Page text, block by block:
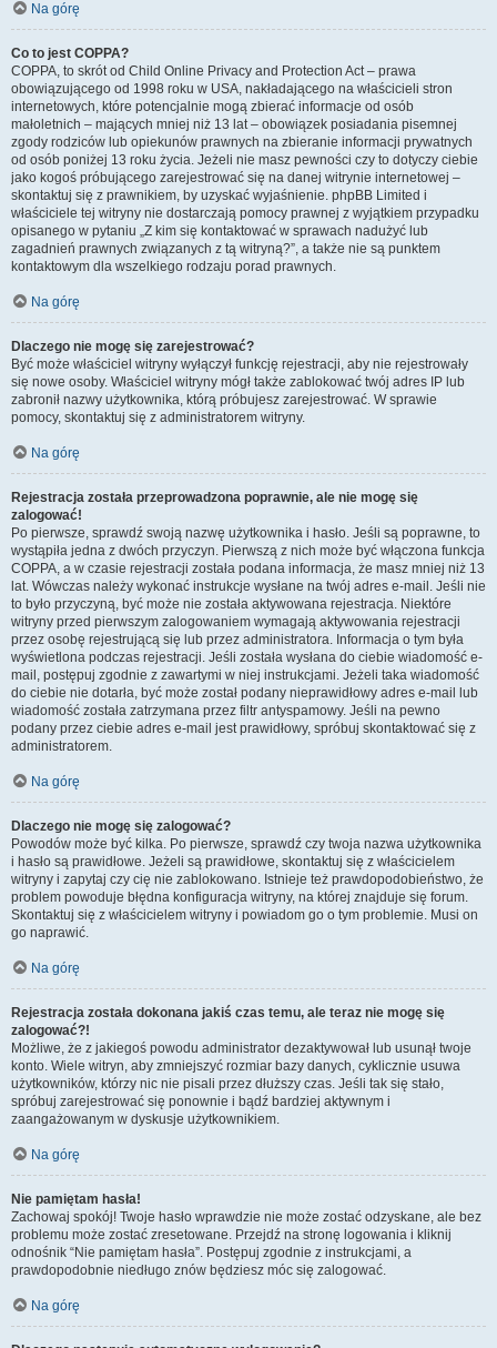
Na górę
Co to jest COPPA?
COPPA, to skrót od Child Online Privacy and Protection Act – prawa
obowiązującego od 1998 roku w USA, nakładającego na właścicieli stron
internetowych, które potencjalnie mogą zbierać informacje od osób
małoletnich – mających mniej niż 13 lat – obowiązek posiadania pisemnej
zgody rodziców lub opiekunów prawnych na zbieranie informacji prywatnych
od osób poniżej 13 roku życia. Jeżeli nie masz pewności czy to dotyczy ciebie
jako kogoś próbującego zarejestrować się na danej witrynie internetowej –
skontaktuj się z prawnikiem, by uzyskać wyjaśnienie. phpBB Limited i
właściciele tej witryny nie dostarczają pomocy prawnej z wyjątkiem przypadku
opisanego w pytaniu „Z kim się kontaktować w sprawach nadużyć lub
zagadnień prawnych związanych z tą witryną?”, a także nie są punktem
kontaktowym dla wszelkiego rodzaju porad prawnych.
Na górę
Dlaczego nie mogę się zarejestrować?
Być może właściciel witryny wyłączył funkcję rejestracji, aby nie rejestrowały
się nowe osoby. Właściciel witryny mógł także zablokować twój adres IP lub
zabronił nazwy użytkownika, którą próbujesz zarejestrować. W sprawie
pomocy, skontaktuj się z administratorem witryny.
Na górę
Rejestracja została przeprowadzona poprawnie, ale nie mogę się
zalogować!
Po pierwsze, sprawdź swoją nazwę użytkownika i hasło. Jeśli są poprawne, to
wystąpiła jedna z dwóch przyczyn. Pierwszą z nich może być włączona funkcja
COPPA, a w czasie rejestracji została podana informacja, że masz mniej niż 13
lat. Wówczas należy wykonać instrukcje wysłane na twój adres e-mail. Jeśli nie
to było przyczyną, być może nie została aktywowana rejestracja. Niektóre
witryny przed pierwszym zalogowaniem wymagają aktywowania rejestracji
przez osobę rejestrującą się lub przez administratora. Informacja o tym była
wyświetlona podczas rejestracji. Jeśli została wysłana do ciebie wiadomość e-
mail, postępuj zgodnie z zawartymi w niej instrukcjami. Jeżeli taka wiadomość
do ciebie nie dotarła, być może został podany nieprawidłowy adres e-mail lub
wiadomość została zatrzymana przez filtr antyspamowy. Jeśli na pewno
podany przez ciebie adres e-mail jest prawidłowy, spróbuj skontaktować się z
administratorem.
Na górę
Dlaczego nie mogę się zalogować?
Powodów może być kilka. Po pierwsze, sprawdź czy twoja nazwa użytkownika
i hasło są prawidłowe. Jeżeli są prawidłowe, skontaktuj się z właścicielem
witryny i zapytaj czy cię nie zablokowano. Istnieje też prawdopodobieństwo, że
problem powoduje błędna konfiguracja witryny, na której znajduje się forum.
Skontaktuj się z właścicielem witryny i powiadom go o tym problemie. Musi on
go naprawić.
Na górę
Rejestracja została dokonana jakiś czas temu, ale teraz nie mogę się
zalogować?!
Możliwe, że z jakiegoś powodu administrator dezaktywował lub usunął twoje
konto. Wiele witryn, aby zmniejszyć rozmiar bazy danych, cyklicznie usuwa
użytkowników, którzy nic nie pisali przez dłuższy czas. Jeśli tak się stało,
spróbuj zarejestrować się ponownie i bądź bardziej aktywnym i
zaangażowanym w dyskusje użytkownikiem.
Na górę
Nie pamiętam hasła!
Zachowaj spokój! Twoje hasło wprawdzie nie może zostać odzyskane, ale bez
problemu może zostać zresetowane. Przejdź na stronę logowania i kliknij
odnośnik “Nie pamiętam hasła”. Postępuj zgodnie z instrukcjami, a
prawdopodobnie niedługo znów będziesz móc się zalogować.
Na górę